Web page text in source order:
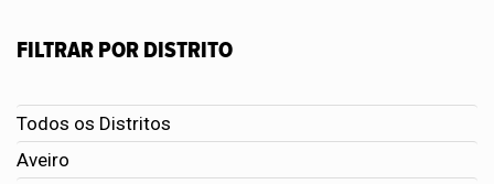
FILTRAR POR DISTRITO
Todos os Distritos
Aveiro